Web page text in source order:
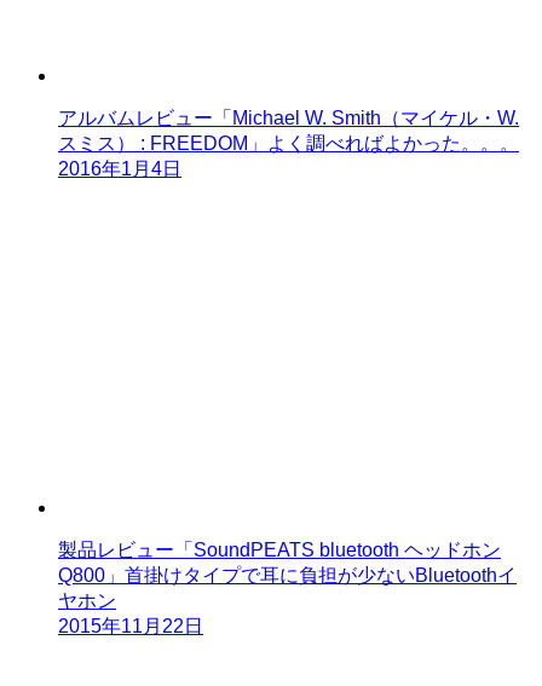
アルバムレビュー「Michael W. Smith（マイケル・W.
スミス） : FREEDOM」よく調べればよかった。。。
2016年1月4日
製品レビュー「SoundPEATS bluetooth ヘッドホン
Q800」首掛けタイプで耳に負担が少ないBluetoothイ
ヤホン
2015年11月22日